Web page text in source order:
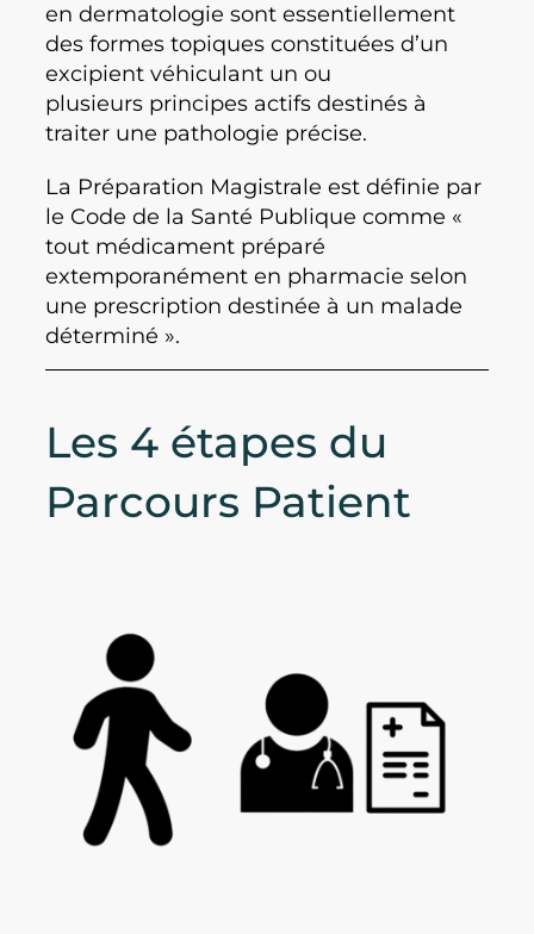
en dermatologie sont essentiellement
des formes topiques constituées d’un
excipient véhiculant un ou
plusieurs principes actifs destinés à
traiter une pathologie précise.
La Préparation Magistrale est définie par
le Code de la Santé Publique comme «
tout médicament préparé
extemporanément en pharmacie selon
une prescription destinée à un malade
déterminé ».
Les 4 étapes du
Parcours Patient